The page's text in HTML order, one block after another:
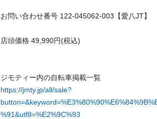
お問い合わせ番号 122-045062-003【愛八JT】
店頭価格 49,990円(税込)
https://jmty.jp/all/sale?
%91&utf8=%E2%9C%93